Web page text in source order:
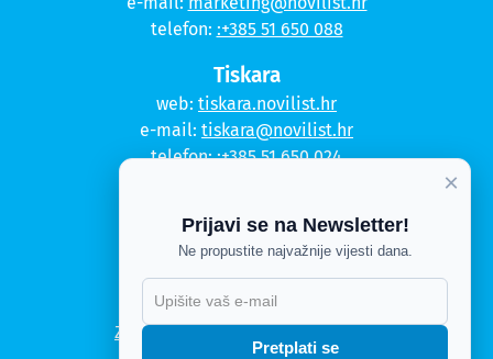
telefon: :+385 51 650 088
Tiskara
web: tiskara.novilist.hr
e-mail: tiskara@novilist.hr
telefon::+385 51 650 024
Kontakt
Politika privatnosti
Politika kolačića
Zahtjev za pristup informacijama
×
Prijavi se na Newsletter!
Ne propustite najvažnije vijesti dana.
Pretplati se